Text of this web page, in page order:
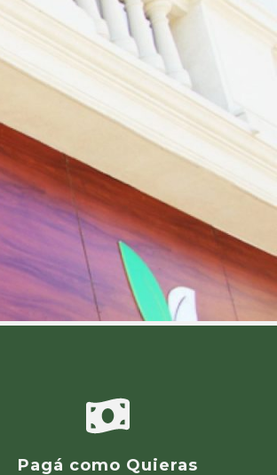
Pagá como Quieras